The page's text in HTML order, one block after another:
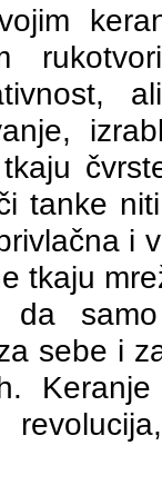
tanke
i
tkaju
da
sebe i